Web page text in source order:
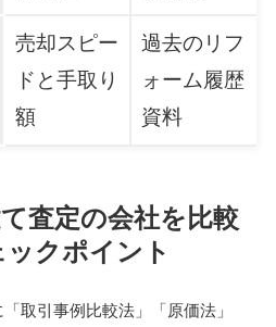
売却スピー
ドと手取り
額
過去のリフ
ォーム履歴
資料
査定の会社を比較
クポイント
取引事例比較法」「原価法」